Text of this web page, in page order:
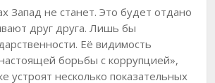
Запад не станет. Это будет отдано
друг друга. Лишь бы
Её видимость
борьбы с коррупцией»,
несколько показательных